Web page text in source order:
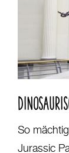
So
Jurassic